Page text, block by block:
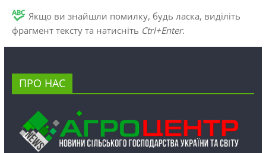
Якщо ви знайшли помилку, будь ласка, виділіть
фрагмент тексту та натисніть Ctrl+Enter.
ПРО НАС